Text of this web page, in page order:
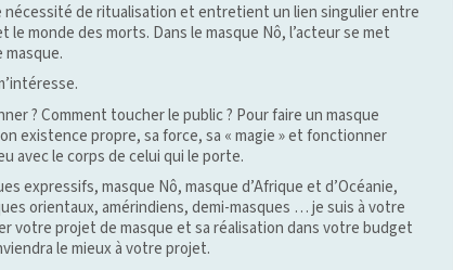
nécessité de ritualisation et entretient un lien singulier entre
le monde des morts. Dans le masque Nô, l’acteur se met
? Comment toucher le public ? Pour faire un masque
existence propre, sa force, sa « magie » et fonctionner
avec le corps de celui qui le porte.
expressifs, masque Nô, masque d’Afrique et d’Océanie,
orientaux, amérindiens, demi-masques … je suis à votre
votre projet de masque et sa réalisation dans votre budget
le mieux à votre projet.